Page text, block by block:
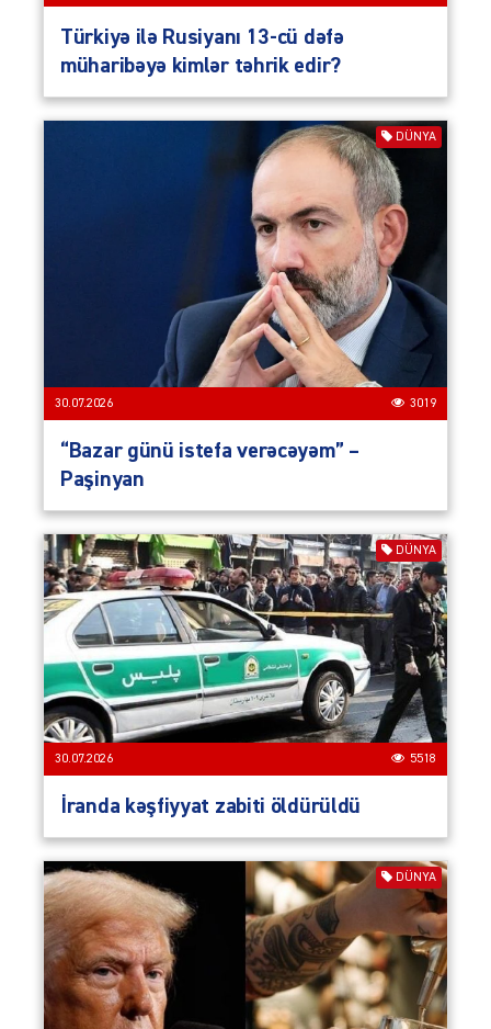
Türkiyə ilə Rusiyanı 13-cü dəfə
müharibəyə kimlər təhrik edir?
DÜNYA
30.07.2026 3019
“Bazar günü istefa verəcəyəm” –
Paşinyan
DÜNYA
30.07.2026 5518
İranda kəşfiyyat zabiti öldürüldü
DÜNYA